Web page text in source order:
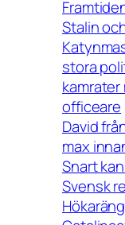
Stalin
stora
officeare
David
max
Snart
Svensk